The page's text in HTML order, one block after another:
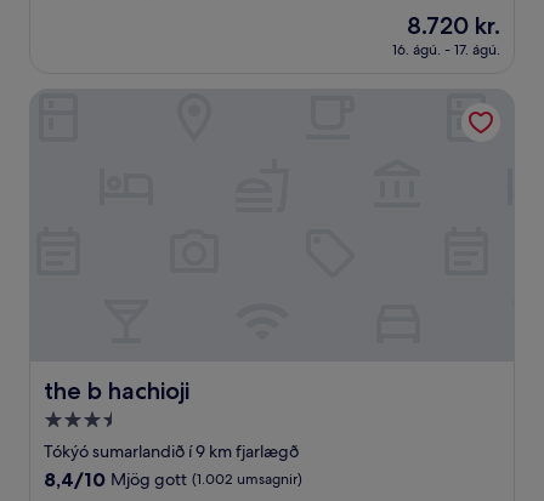
umsagnir)
Verðið
er
8.720 kr.
8.720 kr.
16. ágú. - 17. ágú.
the b hachioji
the b hachioji
3.5
stjörnu
gististaður
Tókýó sumarlandið í 9 km fjarlægð
8.4
8,4/10 Mjög gott (1.002 umsagnir)